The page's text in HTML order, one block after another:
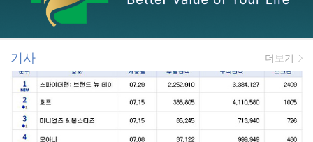
기사 더보기